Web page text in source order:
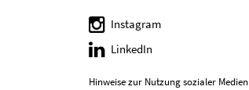
Instagram
LinkedIn
Hinweise zur Nutzung sozialer Medien